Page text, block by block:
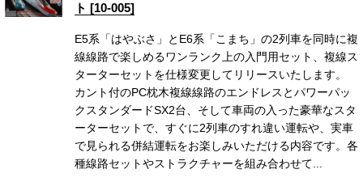
ト [10-005]
E5系「はやぶさ」とE6系「こまち」の2列車を同時に複
線線路で楽しめるワンランク上の入門用セット、複線ス
ターターセットを仕様変更してリリースいたします。
カント付のPC枕木複線線路のエンドレスとパワーパッ
クスタンダードSX2台、そして車両の入った豪華なスタ
ーターセットで、すぐに2列車のすれ違い運転や、実車
で見られる併結運転をお楽しみいただける内容です。各
種線路セットやストラクチャーを組み合わせて...